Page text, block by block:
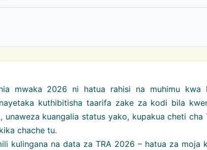
mwaka 2026 ni hatua rahisi na muhimu kwa
kuthibitisha taarifa zake za kodi bila
unaweza kuangalia status yako, kupakua cheti cha
chache tu.
kulingana na data za TRA 2026 – hatua za moja